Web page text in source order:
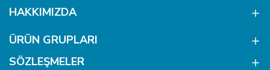
HAKKIMIZDA
ÜRÜN GRUPLARI
SÖZLEŞMELER